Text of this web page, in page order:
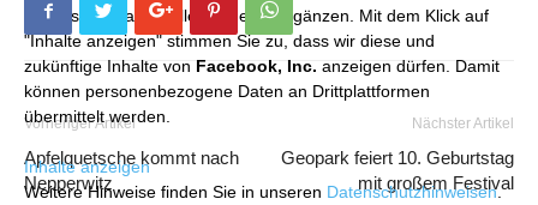
die unser redaktionelles Angebot ergänzen. Mit dem Klick auf
"Inhalte anzeigen" stimmen Sie zu, dass wir diese und
zukünftige Inhalte von Facebook, Inc. anzeigen dürfen. Damit
können personenbezogene Daten an Drittplattformen
übermittelt werden.
Inhalte anzeigen
Weitere Hinweise finden Sie in unseren Datenschutzhinweisen.
Vorheriger Artikel
Apfelquetsche kommt nach
Nepperwitz
Nächster Artikel
Geopark feiert 10. Geburtstag
mit großem Festival